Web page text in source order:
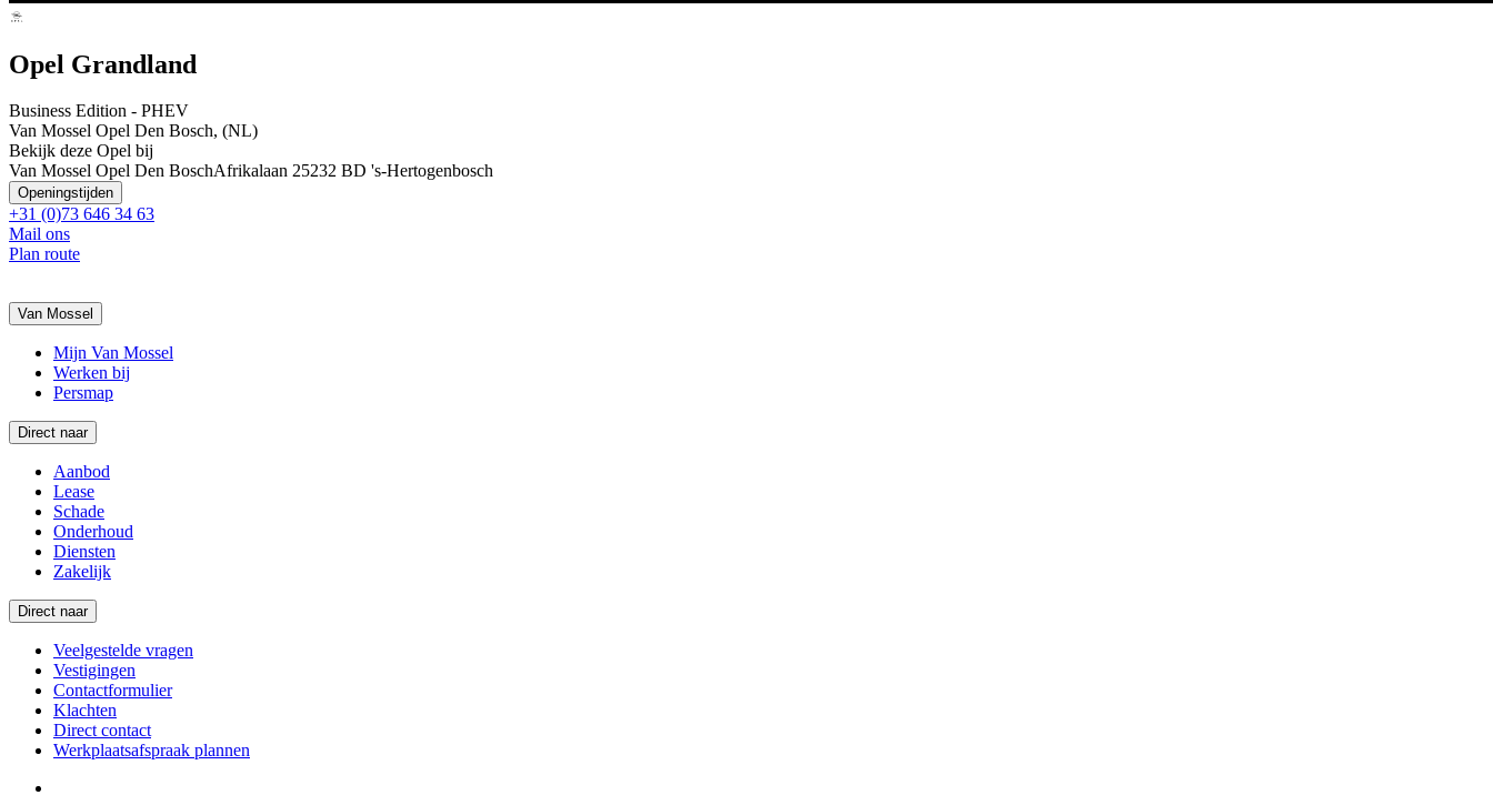
Opel Grandland
Business Edition - PHEV
Van Mossel Opel Den Bosch, (NL)
Bekijk deze Opel bij
Van Mossel Opel Den BoschAfrikalaan 25232 BD 's-Hertogenbosch
Openingstijden
+31 (0)73 646 34 63
Mail ons
Plan route
Van Mossel
Mijn Van Mossel
Werken bij
Persmap
Direct naar
Aanbod
Lease
Schade
Onderhoud
Diensten
Zakelijk
Direct naar
Veelgestelde vragen
Vestigingen
Contactformulier
Klachten
Direct contact
Werkplaatsafspraak plannen